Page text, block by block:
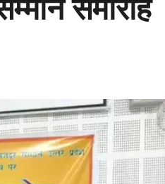
समारोह